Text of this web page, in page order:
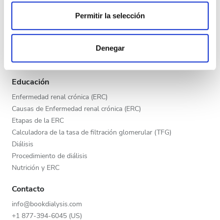
de cookies.
Las cookies de este sitio web se usan para personalizar
el contenido y los anuncios, ofrecer funciones de redes
sociales y analizar el tráfico. Además, compartimos
información sobre el uso que haga del sitio web con
web, quienes pueden combinarla con otra información
que les haya proporcionado o que hayan recopilado a
partir del uso que haya hecho de sus servicios.
Permitir la selección
Denegar
Tarde
Calificación
Buena
Muy buena
Excelente
Proveedores de asistencia sanitaria
Publica tu clínica
Beneficios para los proveedores
Socios
Educación
Enfermedad renal crónica (ERC)
Causas de Enfermedad renal crónica (ERC)
Etapas de la ERC
Calculadora de la tasa de filtración glomerular (TFG)
Diálisis
Procedimiento de diálisis
Nutrición y ERC
Contacto
info@bookdialysis.com
+1 877-394-6045 (US)